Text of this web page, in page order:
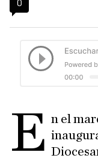
0
E n el